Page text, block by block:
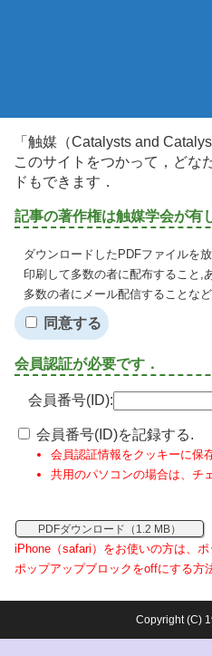
「触媒（Catalysts and
このサイトをつかって，どな
ドもできます．
記事の著作権は触媒学会が有
ダウンロードしたPDFファイルを
印刷して多数の者に配布すること,
多数の者にメール配信することな
同意する
会員認証が必要です．
会員番号(ID):
会員番号(ID)を記録する.
会員認証情報をクッキーに保
共用のパソコンの場合は、チ
PDFダウンロード（1.2 MB）
iPhone（safari）をお使いの方は、
ポップアップブロックをoffにする方
Copyright (C)